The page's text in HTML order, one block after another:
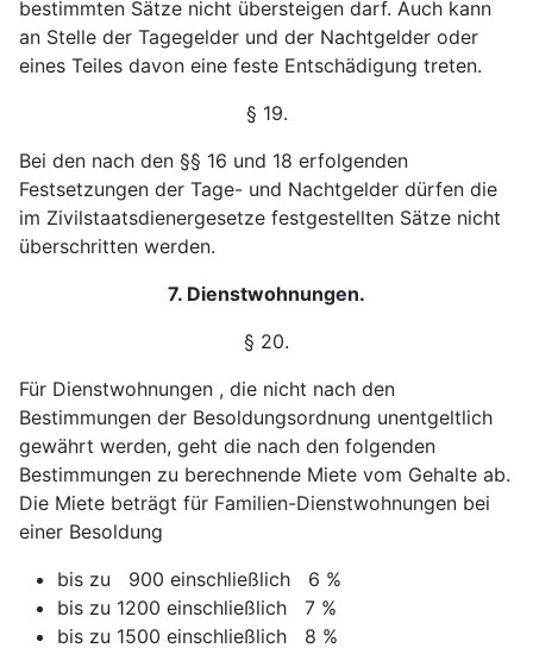
bestimmten Sätze nicht übersteigen darf. Auch kann
an Stelle der Tagegelder und der Nachtgelder oder
eines Teiles davon eine feste Entschädigung treten.
§ 19.
Bei den nach den §§ 16 und 18 erfolgenden
Festsetzungen der Tage- und Nachtgelder dürfen die
im Zivilstaatsdienergesetze festgestellten Sätze nicht
überschritten werden.
7. Dienstwohnungen.
§ 20.
Für Dienstwohnungen , die nicht nach den
Bestimmungen der Besoldungsordnung unentgeltlich
gewährt werden, geht die nach den folgenden
Bestimmungen zu berechnende Miete vom Gehalte ab.
Die Miete beträgt für Familien-Dienstwohnungen bei
einer Besoldung
bis zu 900 einschließlich 6 %
bis zu 1200 einschließlich 7 %
bis zu 1500 einschließlich 8 %